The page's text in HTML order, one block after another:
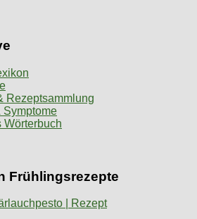
Rezeptsammlung
Symptome
Wörterbuch
Frühlingsrezepte